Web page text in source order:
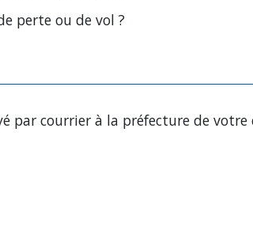
perte ou de vol ?
par courrier à la préfecture de votre